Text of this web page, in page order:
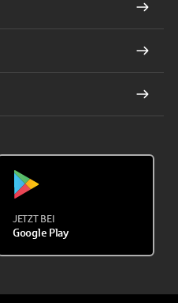
JETZT BEI
Google Play